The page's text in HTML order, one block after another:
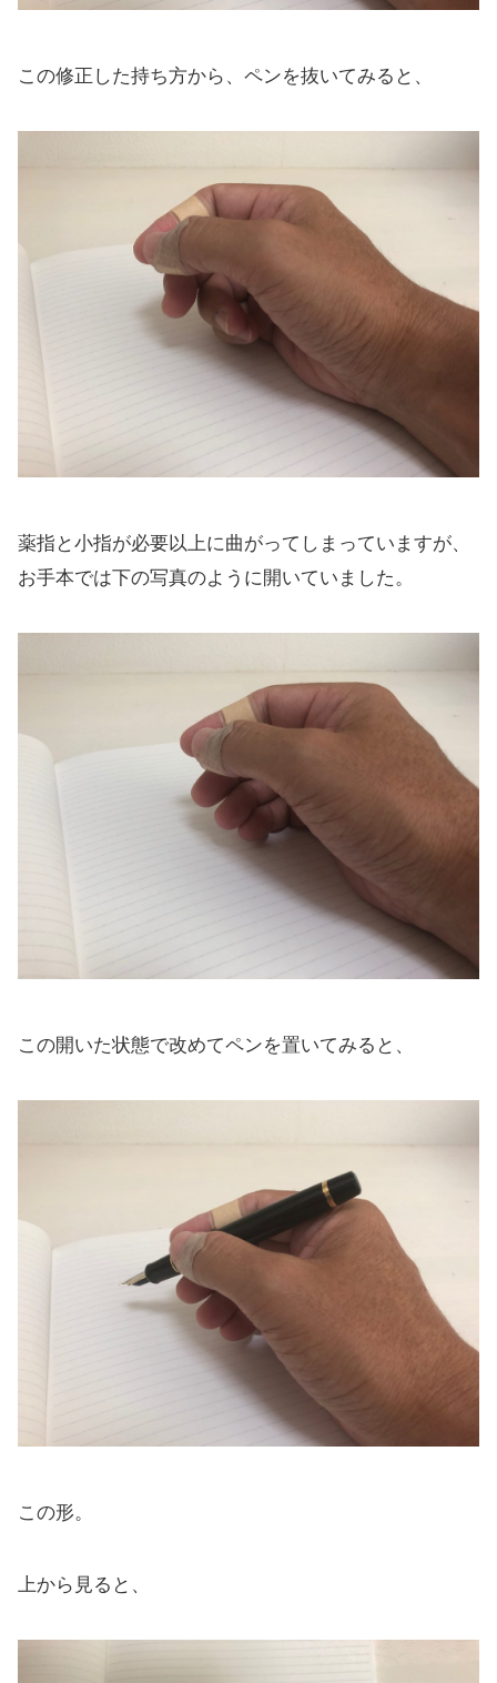
この修正した持ち方から、ペンを抜いてみると、
薬指と小指が必要以上に曲がってしまっていますが、
お手本では下の写真のように開いていました。
この開いた状態で改めてペンを置いてみると、
この形。
上から見ると、